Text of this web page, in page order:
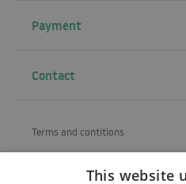
Payment
Contact
Terms and contitions
This website